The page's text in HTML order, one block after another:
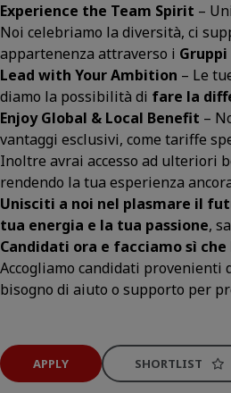
Experience the Team Spirit –
Noi celebriamo la diversità, ci
appartenenza attraverso i
Lead with Your Ambition – Le
diamo la possibilità di fare la
Enjoy Global & Local Benefit –
vantaggi esclusivi, come tariffe
Inoltre avrai accesso ad ulteriori
rendendo la tua esperienza
Unisciti a noi nel plasmare il
tua energia e la tua passione,
Candidati ora e facciamo sì
Accogliamo candidati provenienti
bisogno di aiuto o supporto per
APPLY SHORTLIST